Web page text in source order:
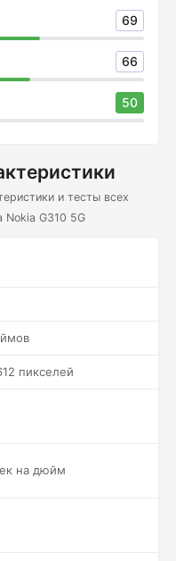
69
66
50
и тесты всех
Nokia G310 5G
пикселей
на дюйм